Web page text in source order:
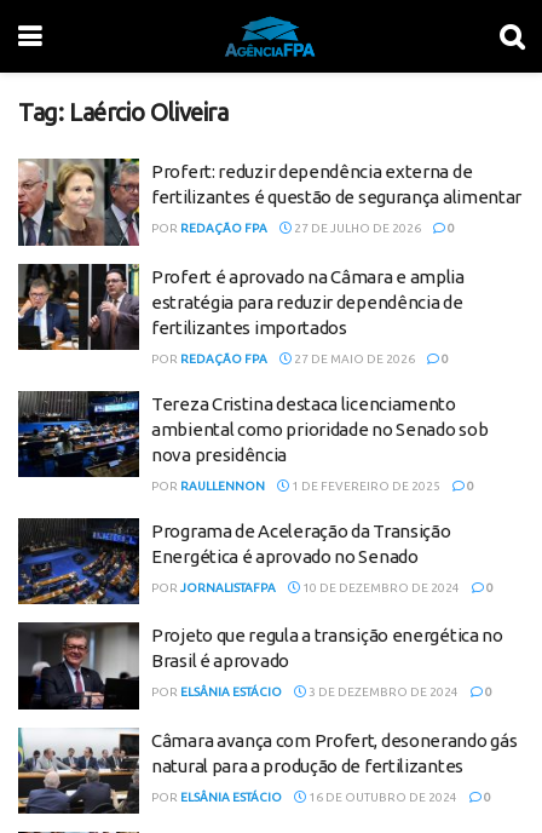
Tag: Laércio Oliveira
Profert: reduzir dependência externa de
fertilizantes é questão de segurança alimentar
POR REDAÇÃO FPA 27 DE JULHO DE 2026 0
Profert é aprovado na Câmara e amplia
estratégia para reduzir dependência de
fertilizantes importados
POR REDAÇÃO FPA 27 DE MAIO DE 2026 0
Tereza Cristina destaca licenciamento
ambiental como prioridade no Senado sob
nova presidência
POR RAULLENNON 1 DE FEVEREIRO DE 2025 0
Programa de Aceleração da Transição
Energética é aprovado no Senado
POR JORNALISTAFPA 10 DE DEZEMBRO DE 2024 0
Projeto que regula a transição energética no
Brasil é aprovado
POR ELSÂNIA ESTÁCIO 3 DE DEZEMBRO DE 2024 0
Câmara avança com Profert, desonerando gás
natural para a produção de fertilizantes
POR ELSÂNIA ESTÁCIO 16 DE OUTUBRO DE 2024 0